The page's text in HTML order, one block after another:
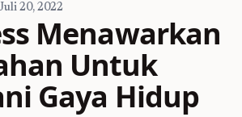
20, 2022
Menawarkan
Untuk
Gaya Hidup